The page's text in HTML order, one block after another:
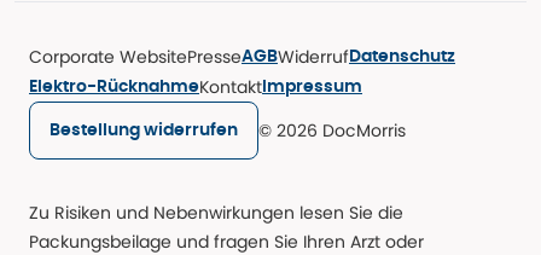
Corporate WebsitePresseAGBWiderruf Datenschutz
Elektro-RücknahmeKontakt Impressum
Bestellung widerrufen © 2026 DocMorris
Zu Risiken und Nebenwirkungen lesen Sie die
Packungsbeilage und fragen Sie Ihren Arzt oder